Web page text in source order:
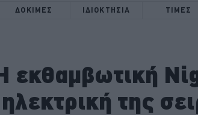
ΔΟΚΙΜΕΣ ΙΔΙΟΚΤΗΣΙΑ ΤΙΜΕΣ
της